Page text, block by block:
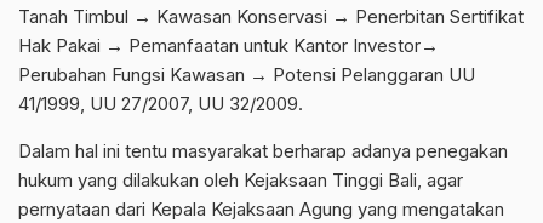
Tanah Timbul → Kawasan Konservasi → Penerbitan Sertifikat
Hak Pakai → Pemanfaatan untuk Kantor Investor→
Perubahan Fungsi Kawasan → Potensi Pelanggaran UU
41/1999, UU 27/2007, UU 32/2009.
Dalam hal ini tentu masyarakat berharap adanya penegakan
hukum yang dilakukan oleh Kejaksaan Tinggi Bali, agar
pernyataan dari Kepala Kejaksaan Agung yang mengatakan